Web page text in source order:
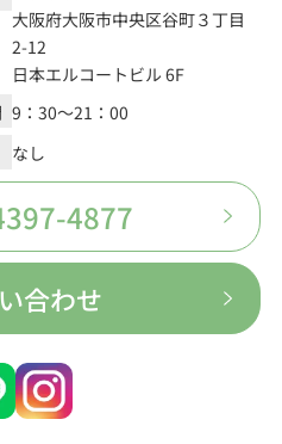
大阪府大阪市中央区谷町３丁目
2-12
日本エルコートビル 6F
9：30～21：00
なし
4877
合わせ